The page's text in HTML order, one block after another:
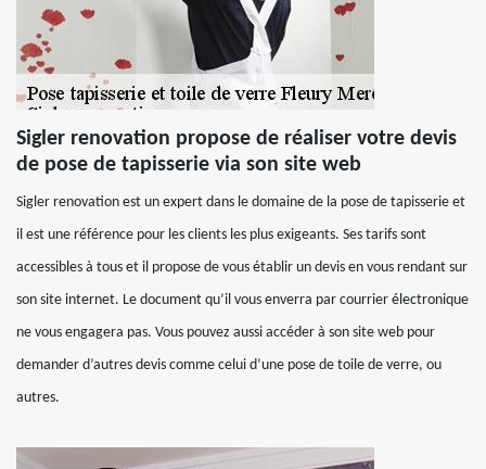
Sigler renovation propose de réaliser votre devis
de pose de tapisserie via son site web
Sigler renovation est un expert dans le domaine de la pose de tapisserie et
il est une référence pour les clients les plus exigeants. Ses tarifs sont
accessibles à tous et il propose de vous établir un devis en vous rendant sur
son site internet. Le document qu’il vous enverra par courrier électronique
ne vous engagera pas. Vous pouvez aussi accéder à son site web pour
demander d’autres devis comme celui d’une pose de toile de verre, ou
autres.